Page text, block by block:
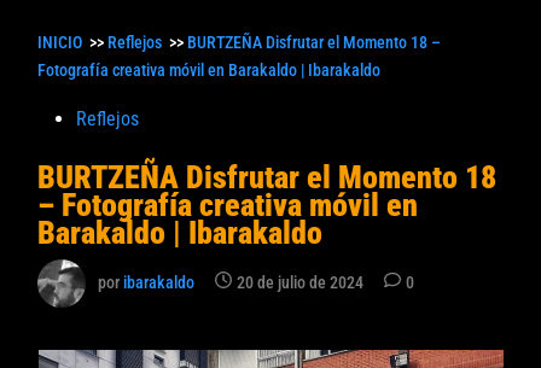
INICIO >> Reflejos >> BURTZEÑA Disfrutar el Momento 18 –
Fotografía creativa móvil en Barakaldo | Ibarakaldo
Publicado
Reflejos
BURTZEÑA Disfrutar el Momento 18
– Fotografía creativa móvil en
Barakaldo | Ibarakaldo
poribarakaldo 20 de julio de 2024 0